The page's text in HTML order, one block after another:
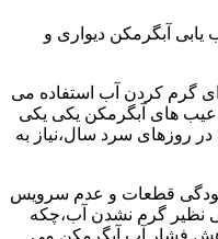
آبگرمکن دیواری و
گرم کردن آب استفاده می
عیب های آبگرمکن یکی یکی
روزهای سرد سال،نیاز به
قطعات و عدم سرویس
نظیر گرم نشدن آب،چکه